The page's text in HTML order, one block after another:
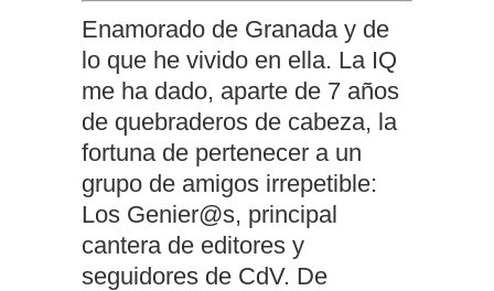
Enamorado de Granada y de
lo que he vivido en ella. La IQ
me ha dado, aparte de 7 años
de quebraderos de cabeza, la
fortuna de pertenecer a un
grupo de amigos irrepetible:
Los Genier@s, principal
cantera de editores y
seguidores de CdV. De